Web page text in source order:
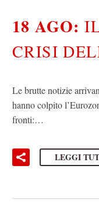
18 AGO:
CRISI
Le brutte notizie
hanno colpito
fronti:…
LEGGI